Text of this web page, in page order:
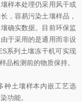
样本处理仍采用风干或
，容易污染土壤样品，
确实数据。目前环保监
于采用的是通用而非设
系列土壤冻干机可实现
品检测前的物质保持。
种土壤样本内嵌工艺选
功能。